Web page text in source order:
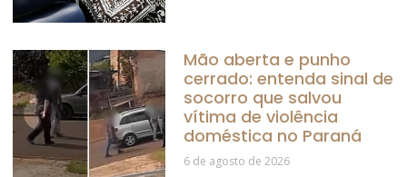
Mão aberta e punho
cerrado: entenda sinal de
socorro que salvou
vítima de violência
doméstica no Paraná
6 de agosto de 2026